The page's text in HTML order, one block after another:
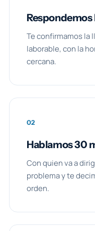
Respondemos
Te confirmamos la
laborable, con la
cercana.
02
Hablamos 30
Con quien va a
problema y te
orden.